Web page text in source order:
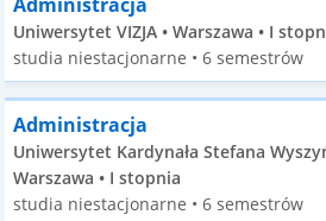
Uniwersytet VIZJA • Warszawa • I
studia niestacjonarne • 6 semestrów
Administracja
Uniwersytet Kardynała Stefana
Warszawa • I stopnia
studia niestacjonarne • 6 semestrów